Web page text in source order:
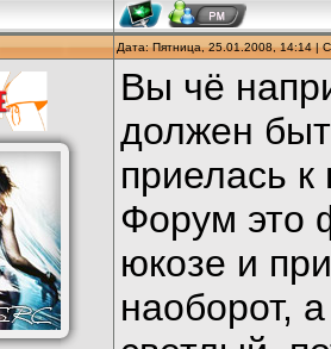
Дата: Пятница, 25.01.2008, 14:14 |
Вы чё
должен
приелась
Форум это
юкозе и
наоборот,